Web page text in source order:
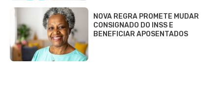
NOVA REGRA PROMETE MUDAR
CONSIGNADO DO INSS E
BENEFICIAR APOSENTADOS